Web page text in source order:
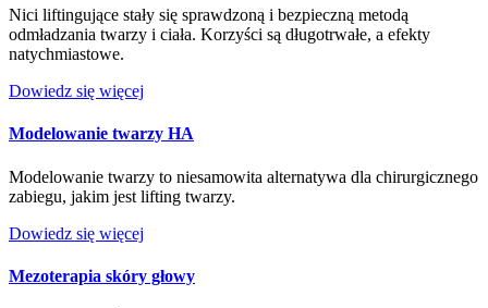
Nici liftingujące stały się sprawdzoną i bezpieczną metodą
odmładzania twarzy i ciała. Korzyści są długotrwałe, a efekty
natychmiastowe.
Dowiedz się więcej
Modelowanie twarzy HA
Modelowanie twarzy to niesamowita alternatywa dla chirurgicznego
zabiegu, jakim jest lifting twarzy.
Dowiedz się więcej
Mezoterapia skóry głowy